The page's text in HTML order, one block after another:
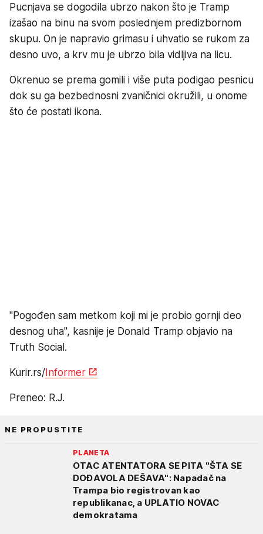
Pucnjava se dogodila ubrzo nakon što je Tramp
izašao na binu na svom poslednjem predizbornom
skupu. On je napravio grimasu i uhvatio se rukom za
desno uvo, a krv mu je ubrzo bila vidljiva na licu.
Okrenuo se prema gomili i više puta podigao pesnicu
dok su ga bezbednosni zvaničnici okružili, u onome
što će postati ikona.
"Pogođen sam metkom koji mi je probio gornji deo
desnog uha", kasnije je Donald Tramp objavio na
Truth Social.
Kurir.rs/Informer
Preneo: R.J.
NE PROPUSTITE
PLANETA
OTAC ATENTATORA SE PITA "ŠTA SE
DOĐAVOLA DEŠAVA": Napadač na
Trampa bio registrovan kao
republikanac, a UPLATIO NOVAC
demokratama